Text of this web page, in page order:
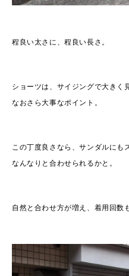
程良い太さに、程良い長さ。
ショーツは、サイジングで大きく
なおさら大事なポイント。
この丁度良さなら、サンダルにも
なんなりと合わせられるかと。
自然と合わせ方が増え、着用回数